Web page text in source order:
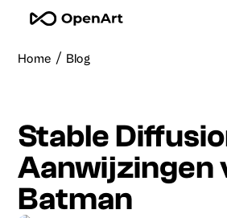
Home / Blog
Stable
Aanwijzingen
Batman